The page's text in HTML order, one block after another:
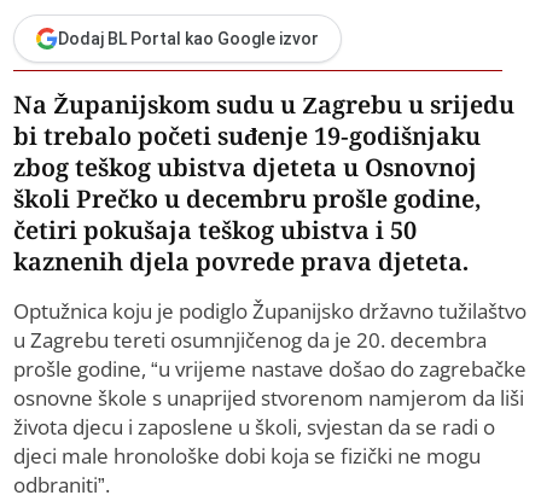
Dodaj BL Portal kao Google izvor
Na Županijskom sudu u Zagrebu u srijedu
bi trebalo početi suđenje 19-godišnjaku
zbog teškog ubistva djeteta u Osnovnoj
školi Prečko u decembru prošle godine,
četiri pokušaja teškog ubistva i 50
kaznenih djela povrede prava djeteta.
Optužnica koju je podiglo Županijsko državno tužilaštvo
u Zagrebu tereti osumnjičenog da je 20. decembra
prošle godine, “u vrijeme nastave došao do zagrebačke
osnovne škole s unaprijed stvorenom namjerom da liši
života djecu i zaposlene u školi, svjestan da se radi o
djeci male hronološke dobi koja se fizički ne mogu
odbraniti”.